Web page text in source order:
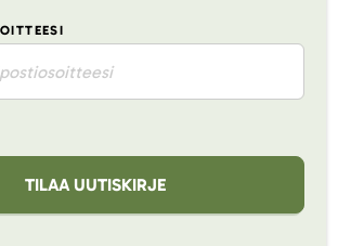
TILAA UUTISKIRJE